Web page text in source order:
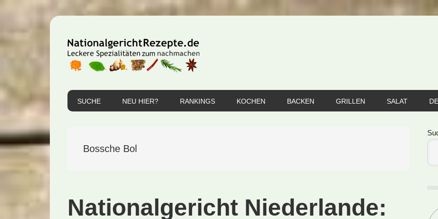
Hauptnavigation
SUCHE NEU HIER? RANKINGS KOCHEN BACKEN GRILLEN SALAT
Bossche Bol
Nationalgericht Niederlande: